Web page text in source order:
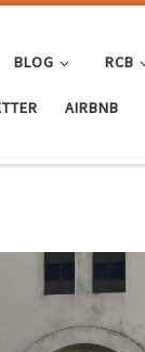
BLOG RCB
AIRBNB